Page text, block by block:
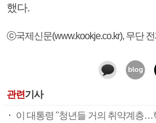
했다.
ⓒ국제신문(www.kookje.co.kr), 무단
관련기사
이 대통령 "청년들 거의 취약계층…